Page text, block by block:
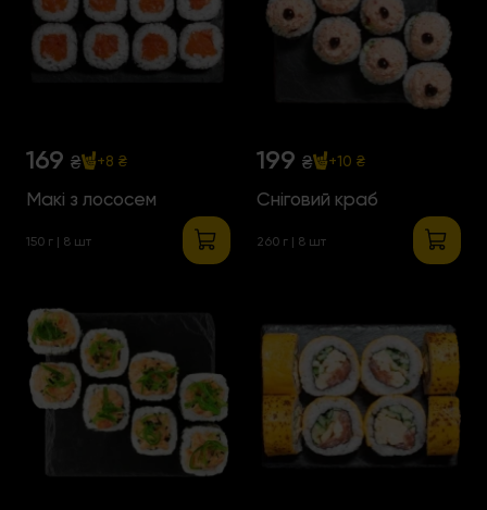
169 ₴ +8 ₴
Макі з лососем
150 г | 8 шт
199 ₴ +10 ₴
Сніговий краб
260 г | 8 шт